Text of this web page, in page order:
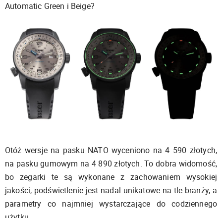
Automatic Green i Beige?
Otóż wersje na pasku NATO wyceniono na 4 590 złotych,
na pasku gumowym na 4 890 złotych. To dobra widomość,
bo zegarki te są wykonane z zachowaniem wysokiej
jakości, podświetlenie jest nadal unikatowe na tle branży, a
parametry co najmniej wystarczające do codziennego